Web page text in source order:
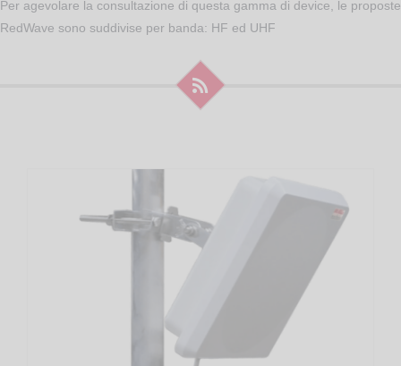
Per agevolare la consultazione di questa gamma di device, le proposte
RedWave sono suddivise per banda: HF ed UHF